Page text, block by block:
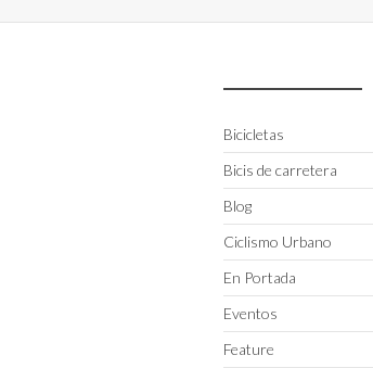
Bicicletas
Bicis de carretera
Blog
Ciclismo Urbano
En Portada
Eventos
Feature